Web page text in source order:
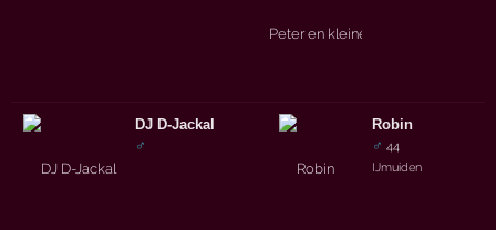
DJ D-Jackal
♂
Robin
♂ 44
IJmuiden